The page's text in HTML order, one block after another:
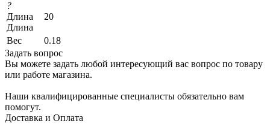
?
Длина
Длина
20
Вес
0.18
Задать вопрос
Вы можете задать любой интересующий вас вопрос по товару
или работе магазина.
Наши квалифицированные специалисты обязательно вам
помогут.
Доставка и Оплата